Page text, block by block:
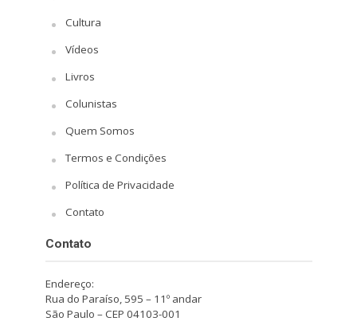
Cultura
Vídeos
Livros
Colunistas
Quem Somos
Termos e Condições
Política de Privacidade
Contato
Contato
Endereço:
Rua do Paraíso, 595 – 11º andar
São Paulo – CEP 04103-001